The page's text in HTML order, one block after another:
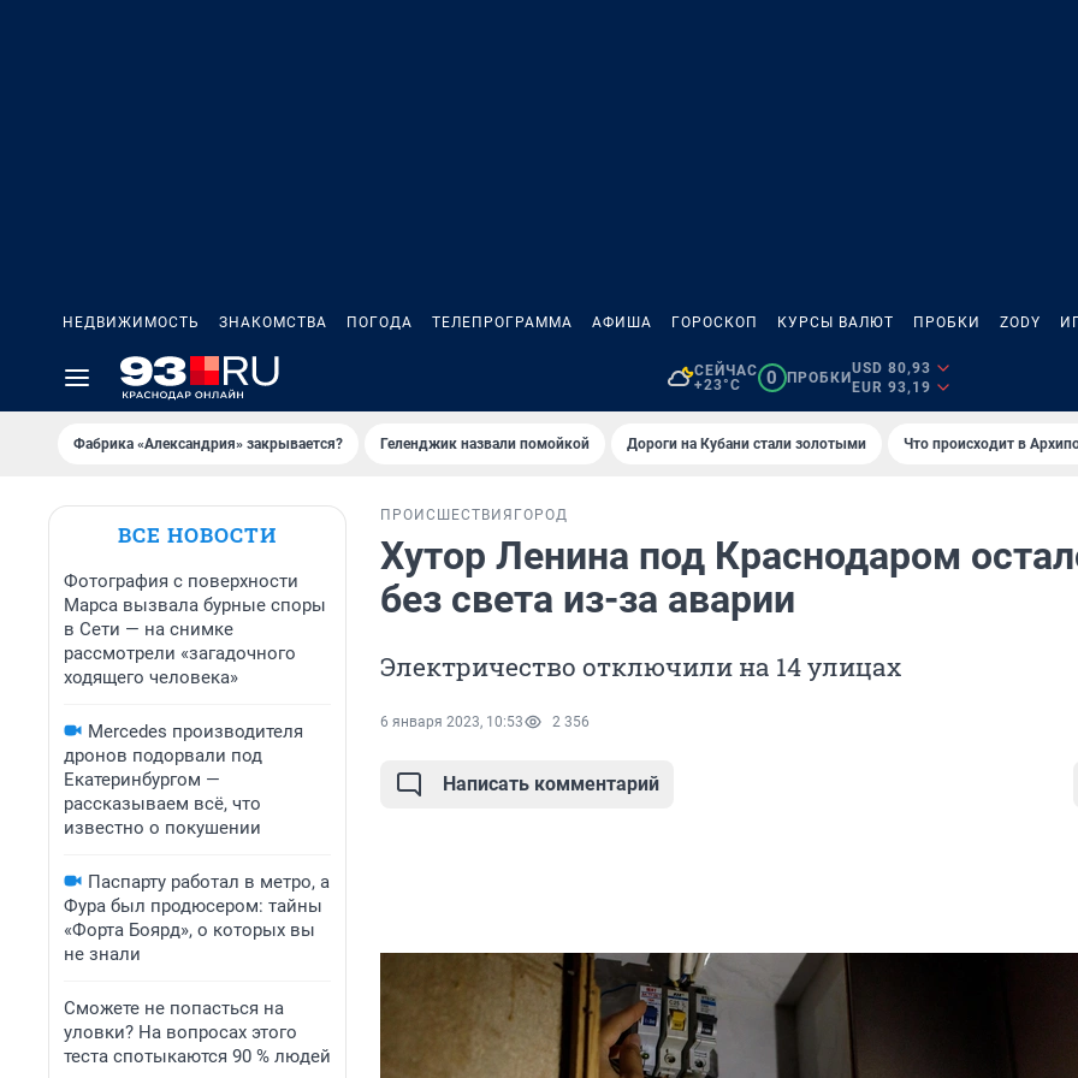
НЕДВИЖИМОСТЬ ЗНАКОМСТВА ПОГОДА ТЕЛЕПРОГРАММА АФИША ГОРОСКОП КУРСЫ ВАЛЮТ ПРОБКИ ZODY
СЕЙЧАС
+23°C
0 ПРОБКИ
USD 80,93
EUR 93,19
Фабрика «Александрия» закрывается? Геленджик назвали помойкой Дороги на Кубани стали золотыми Что происходит в
ВСЕ НОВОСТИ
Фотография с поверхности
Марса вызвала бурные споры
в Сети — на снимке
рассмотрели «загадочного
ходящего человека»
Mercedes производителя
дронов подорвали под
Екатеринбургом —
рассказываем всё, что
известно о покушении
Паспарту работал в метро, а
Фура был продюсером: тайны
«Форта Боярд», о которых вы
не знали
Сможете не попасться на
уловки? На вопросах этого
теста спотыкаются 90 % людей
ПРОИСШЕСТВИЯ ГОРОД
Хутор Ленина под Краснодаром
без света из-за аварии
Электричество отключили на 14 улицах
6 января 2023, 10:53 2 356
Написать комментарий